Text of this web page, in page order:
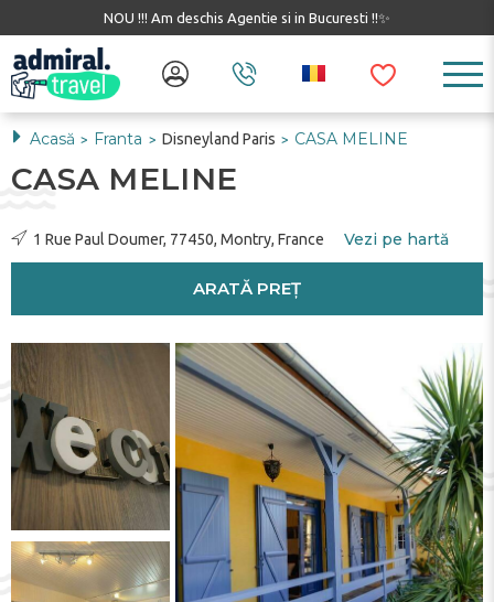
NOU !!! Am deschis Agentie si in Bucuresti !!✨
Acasă > Franta > Disneyland Paris > CASA MELINE
CASA MELINE
1 Rue Paul Doumer, 77450, Montry, France Vezi pe hartă
ARATĂ PREȚ